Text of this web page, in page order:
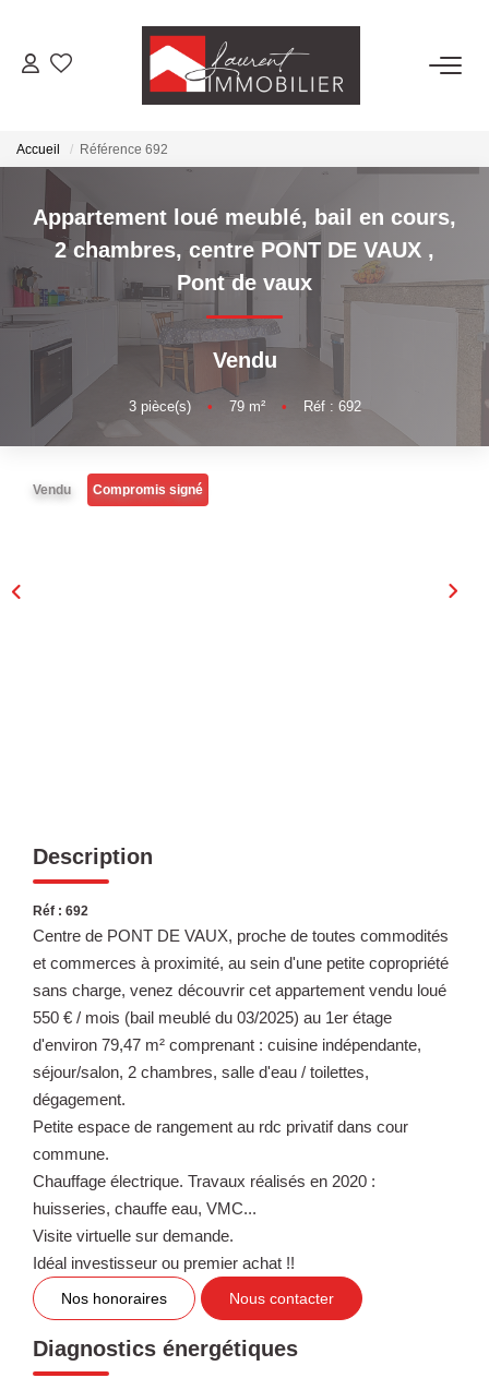
ACHETER
ESTIMER
FAIRE GÉRER
NOS AGENCES
Laurent Immobilier Chalon-Sur-Saone
Accueil Référence 692
Appartement loué meublé, bail en cours,
2 chambres, centre PONT DE VAUX ,
Pont de vaux
Vendu
3pièce(s) • 79m² • Réf : 692
Vendu Compromis signé
Description
Réf : 692
Centre de PONT DE VAUX, proche de toutes commodités
et commerces à proximité, au sein d'une petite copropriété
sans charge, venez découvrir cet appartement vendu loué
550 € / mois (bail meublé du 03/2025) au 1er étage
d'environ 79,47 m² comprenant : cuisine indépendante,
séjour/salon, 2 chambres, salle d'eau / toilettes,
dégagement.
Petite espace de rangement au rdc privatif dans cour
commune.
Chauffage électrique. Travaux réalisés en 2020 :
huisseries, chauffe eau, VMC...
Visite virtuelle sur demande.
Idéal investisseur ou premier achat !!
Nos honoraires Nous contacter
Diagnostics énergétiques